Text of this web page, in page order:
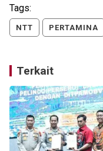
Tags:
NTT PERTAMINA
Terkait